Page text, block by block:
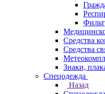
Средства
Средства
Знаки,
Спецодежда
Назад